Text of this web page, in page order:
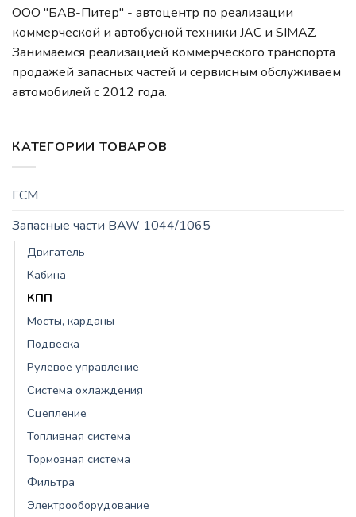
ООО "БАВ-Питер" - автоцентр по реализации
коммерческой и автобусной техники JAC и SIMAZ.
Занимаемся реализацией коммерческого транспорта
продажей запасных частей и сервисным обслуживаем
автомобилей c 2012 года.
КАТЕГОРИИ ТОВАРОВ
ГСМ
Запасные части BAW 1044/1065
Двигатель
Кабина
КПП
Мосты, карданы
Подвеска
Рулевое управление
Система охлаждения
Сцепление
Топливная система
Тормозная система
Фильтра
Электрооборудование